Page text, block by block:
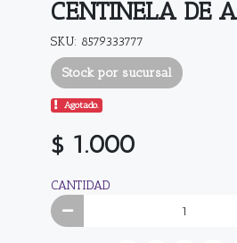
CENTINELA DE
SKU: 8579333777
Stock por sucursal
Agotado.
$ 1.000
CANTIDAD